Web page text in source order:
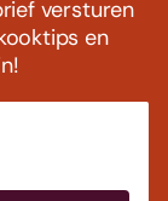
versturen
en